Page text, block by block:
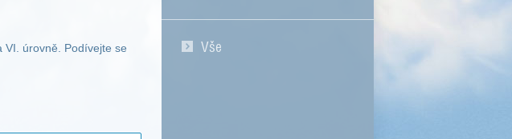
Vše
VI. úrovně. Podívejte se